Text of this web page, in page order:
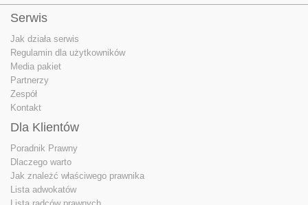
Serwis
Jak działa serwis
Regulamin dla użytkowników
Media pakiet
Partnerzy
Zespół
Kontakt
Dla Klientów
Poradnik Prawny
Dlaczego warto
Jak znależć właściwego prawnika
Lista adwokatów